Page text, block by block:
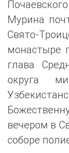
Мурина
Свято-
монастыре
глава
округа
вечером в
соборе